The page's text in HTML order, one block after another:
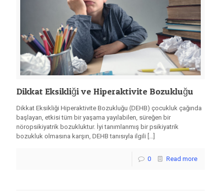
Dikkat Eksikliği ve Hiperaktivite Bozukluğu
Dikkat Eksikliği Hiperaktivite Bozukluğu (DEHB) çocukluk çağında
başlayan, etkisi tüm bir yaşama yayılabilen, süreğen bir
nöropsikiyatrik bozukluktur. İyi tanımlanmış bir psikiyatrik
bozukluk olmasına karşın, DEHB tanısıyla ilgili […]
0 Read more